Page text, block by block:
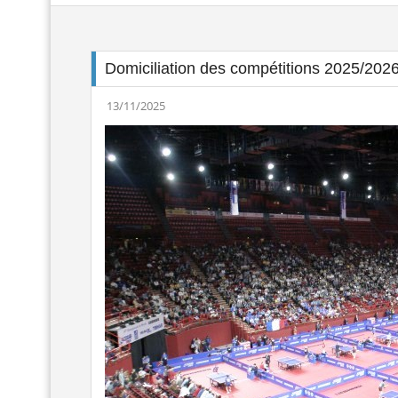
13/11/2025